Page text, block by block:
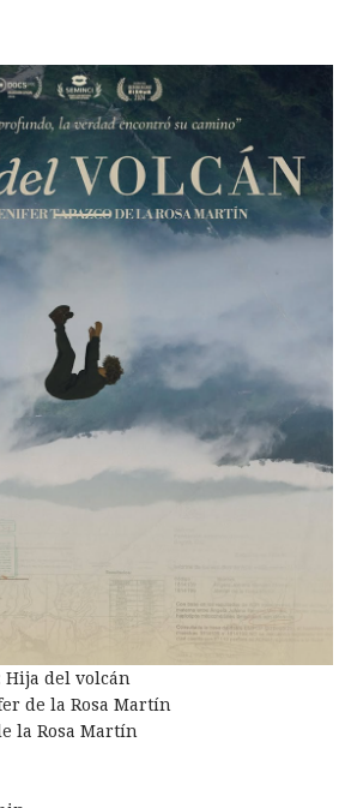
Hija del volcán
de la Rosa Martín
la Rosa Martín